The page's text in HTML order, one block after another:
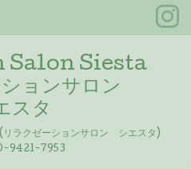
Siesta
ョンサロン
スタ
クゼーションサロン シエスタ)
9421-7953